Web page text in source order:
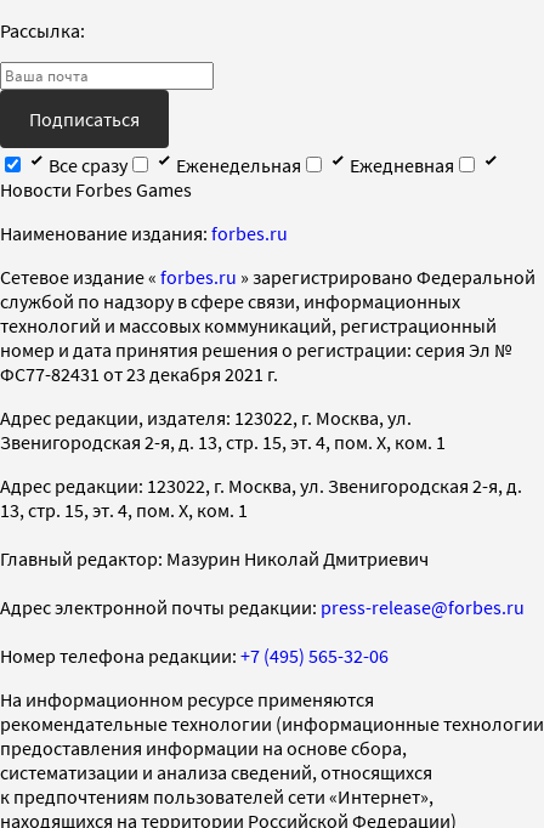
Рассылка:
Подписаться
Все сразу
Еженедельная
Ежедневная
Новости Forbes Games
Наименование издания: forbes.ru
Cетевое издание « forbes.ru » зарегистрировано Федеральной
службой по надзору в сфере связи, информационных
технологий и массовых коммуникаций, регистрационный
номер и дата принятия решения о регистрации: серия Эл №
ФС77-82431 от 23 декабря 2021 г.
Адрес редакции, издателя: 123022, г. Москва, ул.
Звенигородская 2-я, д. 13, стр. 15, эт. 4, пом. X, ком. 1
Адрес редакции: 123022, г. Москва, ул. Звенигородская 2-я, д.
13, стр. 15, эт. 4, пом. X, ком. 1
Главный редактор: Мазурин Николай Дмитриевич
Адрес электронной почты редакции: press-release@forbes.ru
Номер телефона редакции: +7 (495) 565-32-06
На информационном ресурсе применяются
рекомендательные технологии (информационные технологии
предоставления информации на основе сбора,
систематизации и анализа сведений, относящихся
к предпочтениям пользователей сети «Интернет»,
находящихся на территории Российской Федерации)